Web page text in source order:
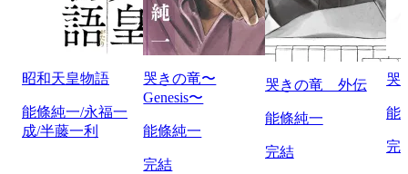
昭和天皇物語
能條純一/永福一
成/半藤一利
哭きの竜〜
Genesis〜
能條純一
完結
哭きの竜 外伝
能條純一
完結
哭
能
完